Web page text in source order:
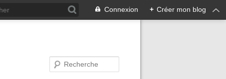
Connexion + Créer mon blog